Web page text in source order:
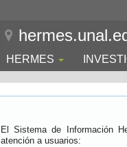
HERMES
El Sistema de Información
atención a usuarios: